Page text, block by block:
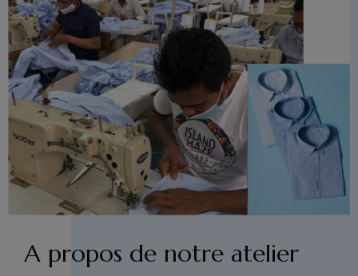
A propos de notre atelier